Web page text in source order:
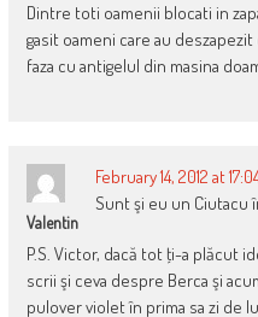
Dintre toti oamenii blocati in
gasit oameni care au
faza cu antigelul din masina
Valentin
February 14, 2012 at
Sunt şi eu un Ciutacu
P.S. Victor, dacă tot ţi-a plăcut
scrii şi ceva despre Berca şi
pulover violet în prima sa zi de